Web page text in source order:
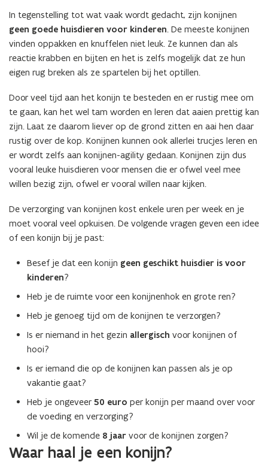
In tegenstelling tot wat vaak wordt gedacht, zijn konijnen
geen goede huisdieren voor kinderen. De meeste konijnen
vinden oppakken en knuffelen niet leuk. Ze kunnen dan als
reactie krabben en bijten en het is zelfs mogelijk dat ze hun
eigen rug breken als ze spartelen bij het optillen.
Door veel tijd aan het konijn te besteden en er rustig mee om
te gaan, kan het wel tam worden en leren dat aaien prettig kan
zijn. Laat ze daarom liever op de grond zitten en aai hen daar
rustig over de kop. Konijnen kunnen ook allerlei trucjes leren en
er wordt zelfs aan konijnen-agility gedaan. Konijnen zijn dus
vooral leuke huisdieren voor mensen die er ofwel veel mee
willen bezig zijn, ofwel er vooral willen naar kijken.
De verzorging van konijnen kost enkele uren per week en je
moet vooral veel opkuisen. De volgende vragen geven een idee
of een konijn bij je past:
Besef je dat een konijn geen geschikt huisdier is voor
kinderen?
Heb je de ruimte voor een konijnenhok en grote ren?
Heb je genoeg tijd om de konijnen te verzorgen?
Is er niemand in het gezin allergisch voor konijnen of
hooi?
Is er iemand die op de konijnen kan passen als je op
vakantie gaat?
Heb je ongeveer 50 euro per konijn per maand over voor
de voeding en verzorging?
Wil je de komende 8 jaar voor de konijnen zorgen?
Waar haal je een konijn?